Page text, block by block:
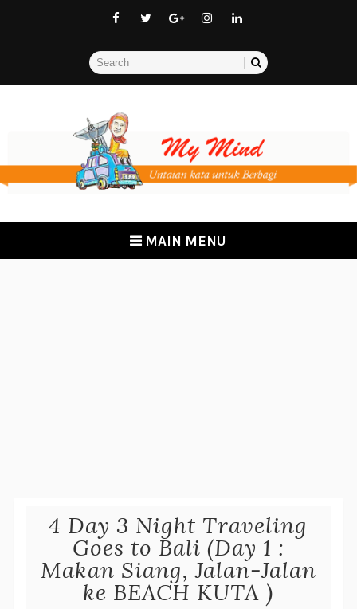
MAIN MENU
4 Day 3 Night Traveling
Goes to Bali (Day 1 :
Makan Siang, Jalan-Jalan
ke BEACH KUTA )